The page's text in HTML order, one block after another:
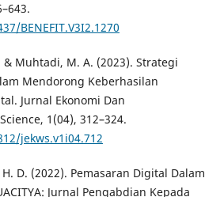
BENEFIT.V3I2.1270
& Muhtadi, M. A. (2023). Strategi
Mendorong Keberhasilan
Jurnal Ekonomi Dan
1(04), 312–324.
jekws.v1i04.712
D. (2022). Pemasaran Digital Dalam
Jurnal Pengabdian Kepada